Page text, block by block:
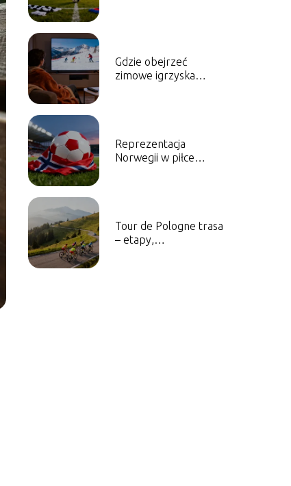
Gdzie obejrzeć
zimowe igrzyska
Reprezentacja
Norwegii w piłce
Tour de Pologne trasa
– etapy,